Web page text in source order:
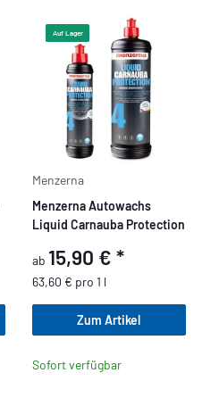
Auf Lager
Menzerna
Menzerna Autowachs
Liquid Carnauba Protection
ab 15,90 € *
63,60 € pro 1 l
Zum Artikel
Sofort verfügbar